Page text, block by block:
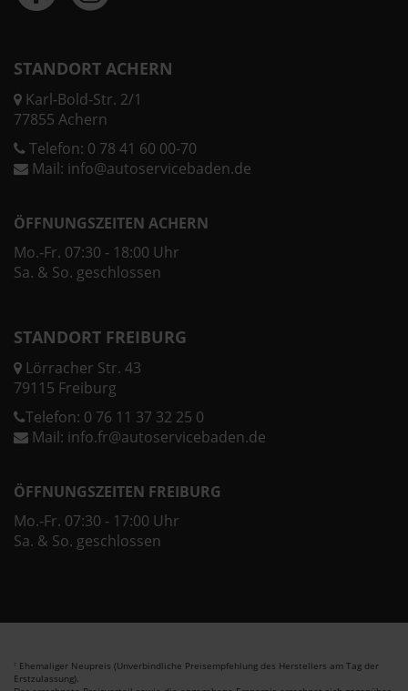
STANDORT ACHERN
Karl-Bold-Str. 2/1
77855 Achern
Telefon: 0 78 41 60 00-70
Mail: info@autoservicebaden.de
ÖFFNUNGSZEITEN ACHERN
Mo.-Fr. 07:30 - 18:00 Uhr
Sa. & So. geschlossen
STANDORT FREIBURG
Lörracher Str. 43
79115 Freiburg
Telefon: 0 76 11 37 32 25 0
Mail: info.fr@autoservicebaden.de
ÖFFNUNGSZEITEN FREIBURG
Mo.-Fr. 07:30 - 17:00 Uhr
Sa. & So. geschlossen
1 Ehemaliger Neupreis (Unverbindliche Preisempfehlung des Herstellers am Tag der
Erstzulassung).